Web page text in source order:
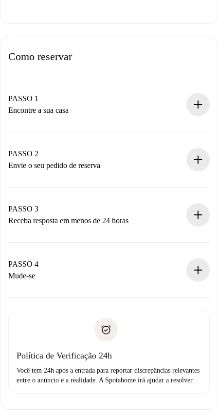
Como reservar
PASSO 1
Encontre a sua casa
Você tem todas as informações necessárias
antecipadamente.
PASSO 2
Envie o seu pedido de reserva
Não cobramos nada até que o proprietário confirme.
PASSO 3
Receba resposta em menos de 24 horas
proprietário.
Se recusada: não cobraremos nada e ofereceremos
Débito direto bancário
PASSO 4
Mude-se
não comunicar nenhum problema.
Política de Verificação 24h
Você tem 24h após a entrada para reportar discrepâncias relevantes
entre o anúncio e a realidade. A Spotahome irá ajudar a resolver.